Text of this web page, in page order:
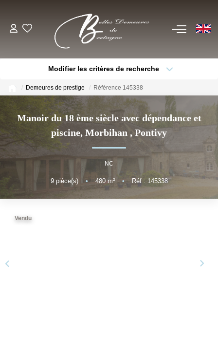
EN
Voir Tous Nos Biens
Châteaux & Manoirs
Propriétés Avec Étangs, Moulins
Bord De Mer
Propriétés Équestres, Rurales
Autres Demeures De Charme
ESTIMER
Modifier les critères de recherche
Sélectionnez...
Sélectionnez...
Thèmes
Budget max
Plus de critères Créer une alerte
Demeures de prestige Référence 145338
Manoir du 18 ème siècle avec dépendance et
piscine, Morbihan ,Pontivy
NC
9pièce(s) • 480m² • Réf : 145338
Vendu